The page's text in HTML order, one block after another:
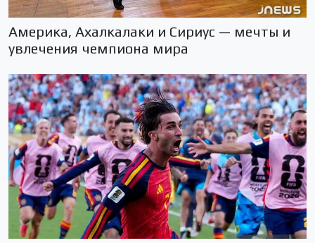
Америка, Ахалкалаки и Сириус — мечты и
увлечения чемпиона мира